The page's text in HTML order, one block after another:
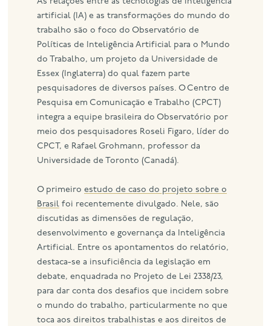
artificial (IA) e as transformações do mundo do
trabalho são o foco do Observatório de
Políticas de Inteligência Artificial para o Mundo
do Trabalho, um projeto da Universidade de
Essex (Inglaterra) do qual fazem parte
pesquisadores de diversos países. O Centro de
Pesquisa em Comunicação e Trabalho (CPCT)
integra a equipe brasileira do Observatório por
meio dos pesquisadores Roseli Figaro, líder do
CPCT, e Rafael Grohmann, professor da
Universidade de Toronto (Canadá).
O primeiroestudo de caso do projeto sobre o
Brasil foi recentemente divulgado. Nele, são
discutidas as dimensões de regulação,
desenvolvimento e governança da Inteligência
Artificial. Entre os apontamentos do relatório,
destaca-se a insuficiência da legislação em
debate, enquadrada no Projeto de Lei 2338/23,
para dar conta dos desafios que incidem sobre
o mundo do trabalho, particularmente no que
toca aos direitos trabalhistas e aos direitos de